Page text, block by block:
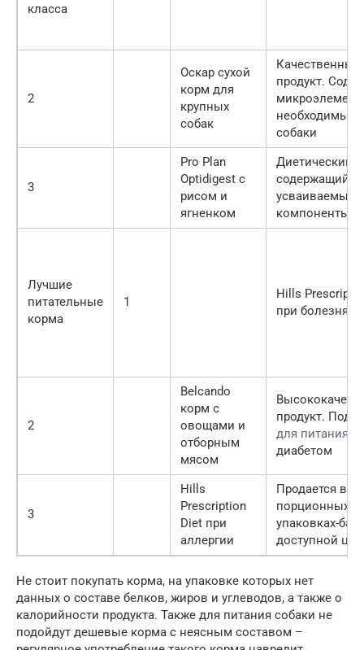
класса
2
Оскар сухой
корм для
крупных
собак
Качественный
продукт.
необходимые
собаки
3
Pro Plan
Optidigest с
рисом и
ягненком
Диетический
содержащий
усваиваемые
компоненты
Лучшие
питательные
корма
1
Hills
при болезнях
2
Belcando
корм с
овощами и
отборным
мясом
продукт.
для питания
диабетом
3
Hills
Prescription
Diet при
аллергии
Продается в
порционных
упаковках-
доступной
Не стоит покупать корма, на упаковке которых нет
данных о составе белков, жиров и углеводов, а также о
калорийности продукта. Также для питания собаки не
подойдут дешевые корма с неясным составом –